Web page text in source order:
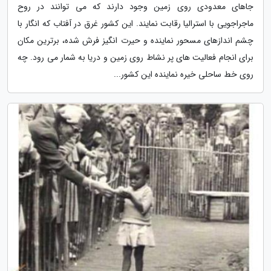
جاهای معدودی روی زمین وجود دارند که می توانند در روح
ماجراجویی با استرالیا رقابت نمایند. این کشور غرق در آفتاب که انگار با
چشم اندازهای مسحور نماینده و حیرت انگیز فرش شده، برترین مکان
برای انجام فعالیت های پر نشاط روی زمین و دریا به شمار می رود. چه
روی خط ساحلی خیره نماینده این کشور...